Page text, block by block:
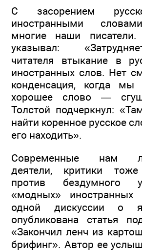
С засорением
иностранными
многие наши
указывал:
читателя втыкание в
иностранных слов. Нет
конденсация, когда
хорошее слово —
Толстой подчеркнул:
найти коренное русское
его находить».
Современные нам
деятели, критики тоже
против бездумного
«модных» иностранных
одной дискуссии о
опубликована статья
«Закончил ленч из
брифинг». Автор ее